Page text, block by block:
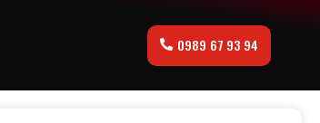
0989 67 93 94